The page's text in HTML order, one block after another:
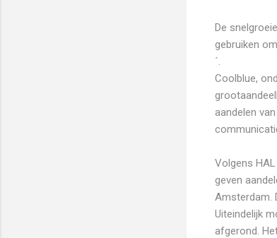
De
gebruiken
´.
Coolblue,
aandelen van
Volgens
geven
Amsterdam.
Uiteindelijk
afgerond.